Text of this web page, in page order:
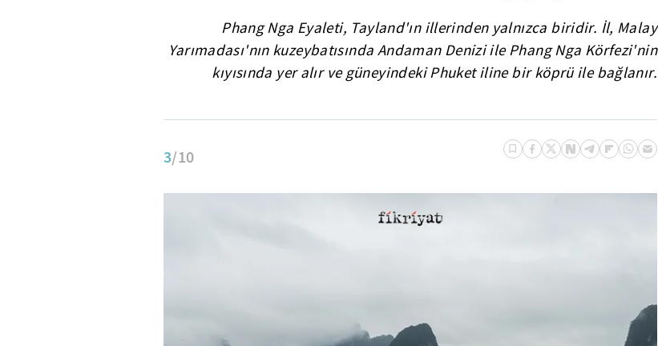
Phang Nga Eyaleti, Tayland'ın illerinden yalnızca biridir. İl, Malay
Yarımadası'nın kuzeybatısında Andaman Denizi ile Phang Nga Körfezi'nin
kıyısında yer alır ve güneyindeki Phuket iline bir köprü ile bağlanır.
3/10